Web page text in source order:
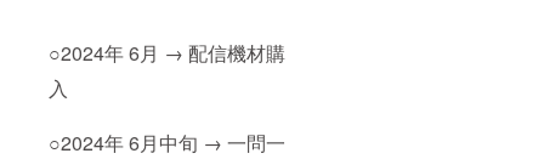
○2024年 6月 → 配信機材購
入
○2024年 6月中旬 → 一問一